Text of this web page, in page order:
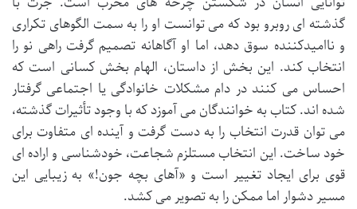
گذشته ای روبرو بود که می توانست او را به سمت الگوهای تکراری
و ناامیدکننده سوق دهد، اما او آگاهانه تصمیم گرفت راهی نو را
انتخاب کند. این بخش از داستان، الهام بخش کسانی است که
احساس می کنند در دام مشکلات خانوادگی یا اجتماعی گرفتار
شده اند. کتاب به خوانندگان می آموزد که با وجود تأثیرات گذشته،
می توان قدرت انتخاب را به دست گرفت و آینده ای متفاوت برای
خود ساخت. این انتخاب مستلزم شجاعت، خودشناسی و اراده ای
قوی برای ایجاد تغییر است و «آهای بچه جون!» به زیبایی این
مسیر دشوار اما ممکن را به تصویر می کشد.